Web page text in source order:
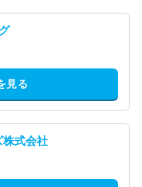
見る
株式会社